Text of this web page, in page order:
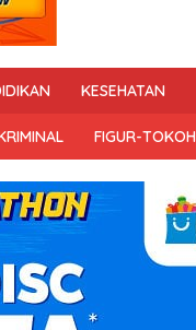
KESEHATAN
FIGUR-TOKOH